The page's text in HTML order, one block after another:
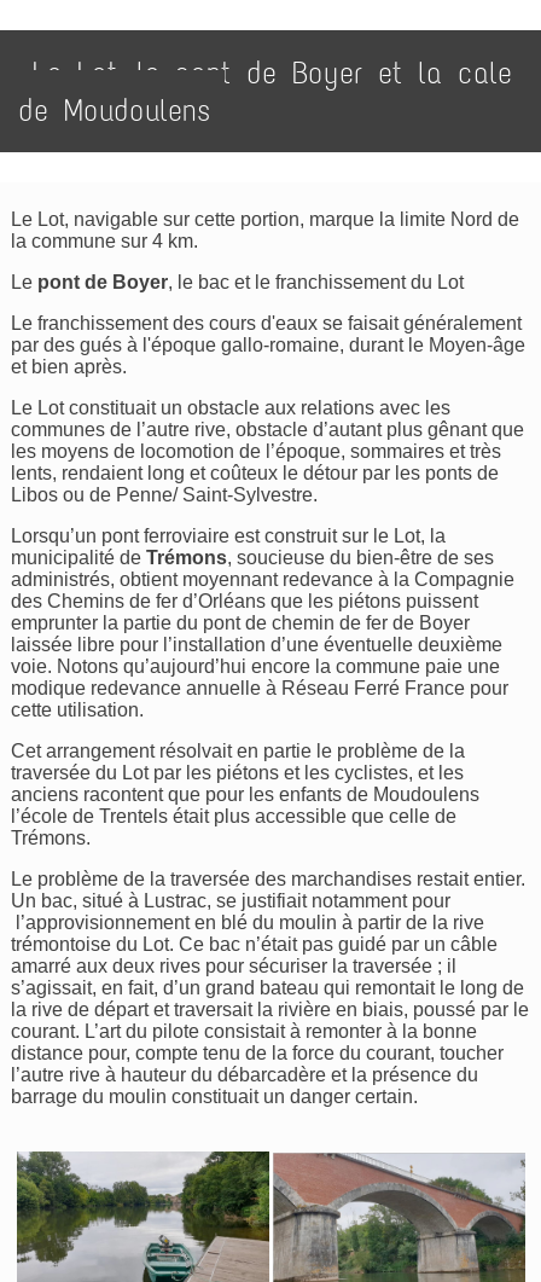
Le Lot, le pont de Boyer et la cale
de Moudoulens
Le Lot, navigable sur cette portion, marque la limite Nord de
la commune sur 4 km.
Le pont de Boyer, le bac et le franchissement du Lot
Le franchissement des cours d'eaux se faisait généralement
par des gués à l'époque gallo-romaine, durant le Moyen-âge
et bien après.
Le Lot constituait un obstacle aux relations avec les
communes de l’autre rive, obstacle d’autant plus gênant que
les moyens de locomotion de l’époque, sommaires et très
lents, rendaient long et coûteux le détour par les ponts de
Libos ou de Penne/ Saint-Sylvestre.
Lorsqu’un pont ferroviaire est construit sur le Lot, la
municipalité deTrémons, soucieuse du bien-être de ses
administrés, obtient moyennant redevance à la Compagnie
des Chemins de fer d’Orléans que les piétons puissent
emprunter la partie du pont de chemin de fer de Boyer
laissée libre pour l’installation d’une éventuelle deuxième
voie. Notons qu’aujourd’hui encore la commune paie une
modique redevance annuelle à Réseau Ferré France pour
cette utilisation.
Cet arrangement résolvait en partie le problème de la
traversée du Lot par les piétons et les cyclistes, et les
anciens racontent que pour les enfants de Moudoulens
l’école de Trentels était plus accessible que celle de
Trémons.
Le problème de la traversée des marchandises restait entier.
Un bac, situé à Lustrac, se justifiait notamment pour
l’approvisionnement en blé du moulin à partir de la rive
trémontoise du Lot. Ce bac n’était pas guidé par un câble
amarré aux deux rives pour sécuriser la traversée ; il
s’agissait, en fait, d’un grand bateau qui remontait le long de
la rive de départ et traversait la rivière en biais, poussé par le
courant. L’art du pilote consistait à remonter à la bonne
distance pour, compte tenu de la force du courant, toucher
l’autre rive à hauteur du débarcadère et la présence du
barrage du moulin constituait un danger certain.